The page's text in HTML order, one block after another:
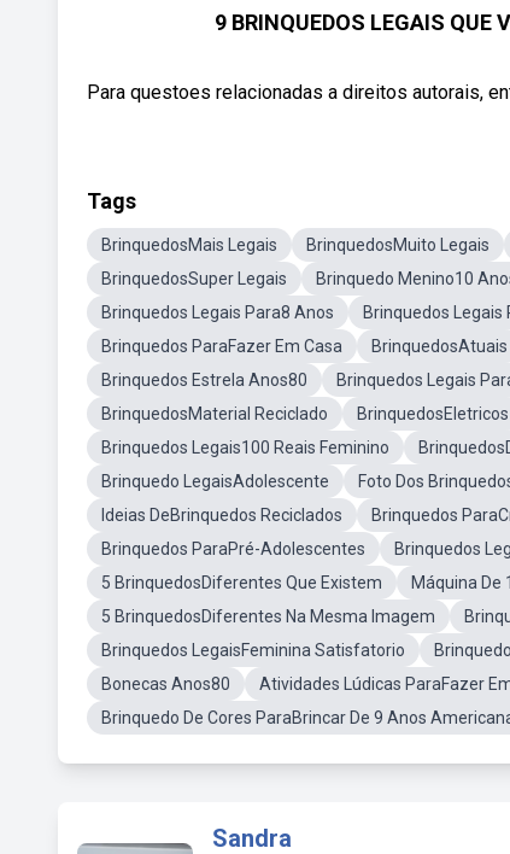
9 BRINQUEDOS LEGAIS QUE
Para questoes relacionadas a direitos autorais,
Tags
BrinquedosMais Legais BrinquedosMuito Legais
BrinquedosSuper Legais
Brinquedo Menino10
Brinquedos Legais Para8 Anos
Brinquedos Legais
Brinquedos ParaFazer Em Casa
BrinquedosAtuais
Brinquedos Estrela Anos80
Brinquedos Legais
BrinquedosMaterial Reciclado
BrinquedosEletricos
Brinquedos Legais100 Reais Feminino
Brinquedo LegaisAdolescente
Foto Dos
Ideias DeBrinquedos Reciclados
Brinquedos
Brinquedos ParaPré-Adolescentes
Brinquedos
5 BrinquedosDiferentes Que Existem
Máquina De
5 BrinquedosDiferentes Na Mesma Imagem
Brinquedos LegaisFeminina Satisfatorio
Bonecas Anos80
Atividades Lúdicas ParaFazer
Brinquedo De Cores ParaBrincar De 9 Anos
Sandra